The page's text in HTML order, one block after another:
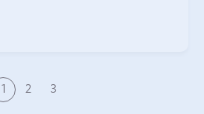
1 2 3